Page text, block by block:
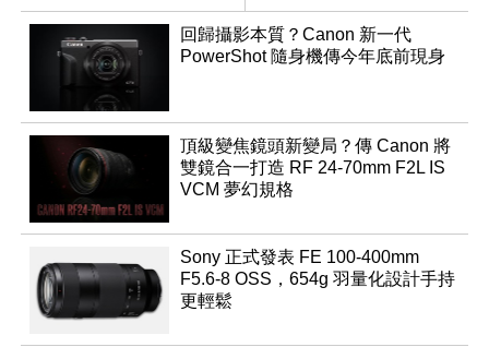
回歸攝影本質？Canon 新一代
PowerShot 隨身機傳今年底前現身
頂級變焦鏡頭新變局？傳 Canon 將
雙鏡合一打造 RF 24-70mm F2L IS
VCM 夢幻規格
Sony 正式發表 FE 100-400mm
F5.6-8 OSS，654g 羽量化設計手持
更輕鬆